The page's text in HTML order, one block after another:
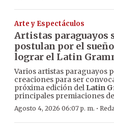
Arte y Espectáculos
Artistas paraguayos
postulan por el
lograr el Latin
Varios artistas paraguayos
creaciones para ser
próxima edición del Latin
principales premiaciones
Agosto 4, 2026 06:07 p. m. ·